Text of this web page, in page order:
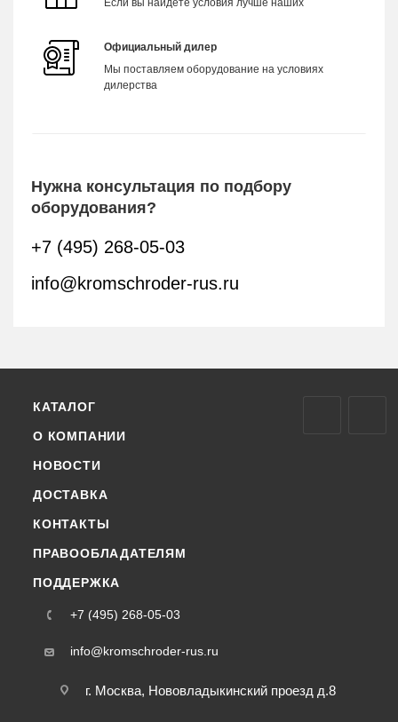
Если вы найдете условия лучше наших
Официальный дилер
Мы поставляем оборудование на условиях
дилерства
Нужна консультация по подбору
оборудования?
+7 (495) 268-05-03
info@kromschroder-rus.ru
КАТАЛОГ
О КОМПАНИИ
НОВОСТИ
ДОСТАВКА
КОНТАКТЫ
ПРАВООБЛАДАТЕЛЯМ
ПОДДЕРЖКА
+7 (495) 268-05-03
info@kromschroder-rus.ru
г. Москва, Нововладыкинский проезд д.8